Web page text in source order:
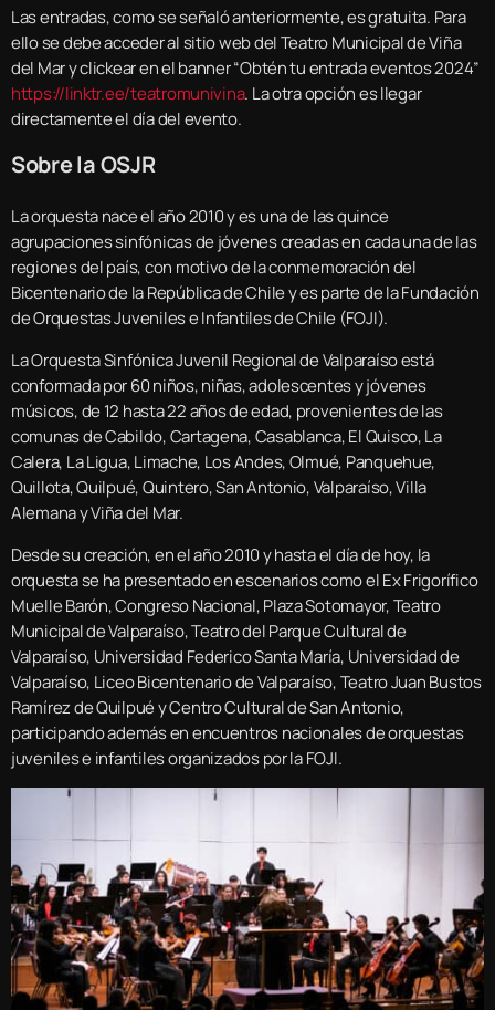
Las entradas, como se señaló anteriormente, es gratuita. Para
ello se debe acceder al sitio web del Teatro Municipal de Viña
del Mar y clickear en el banner “Obtén tu entrada eventos 2024”
https://linktr.ee/teatromunivina. La otra opción es llegar
directamente el día del evento.
Sobre la OSJR
La orquesta nace el año 2010 y es una de las quince
agrupaciones sinfónicas de jóvenes creadas en cada una de las
regiones del país, con motivo de la conmemoración del
Bicentenario de la República de Chile y es parte de la Fundación
de Orquestas Juveniles e Infantiles de Chile (FOJI).
La Orquesta Sinfónica Juvenil Regional de Valparaíso está
conformada por 60 niños, niñas, adolescentes y jóvenes
músicos, de 12 hasta 22 años de edad, provenientes de las
comunas de Cabildo, Cartagena, Casablanca, El Quisco, La
Calera, La Ligua, Limache, Los Andes, Olmué, Panquehue,
Quillota, Quilpué, Quintero, San Antonio, Valparaíso, Villa
Alemana y Viña del Mar.
Desde su creación, en el año 2010 y hasta el día de hoy, la
orquesta se ha presentado en escenarios como el Ex Frigorífico
Muelle Barón, Congreso Nacional, Plaza Sotomayor, Teatro
Municipal de Valparaíso, Teatro del Parque Cultural de
Valparaíso, Universidad Federico Santa María, Universidad de
Valparaíso, Liceo Bicentenario de Valparaíso, Teatro Juan Bustos
Ramírez de Quilpué y Centro Cultural de San Antonio,
participando además en encuentros nacionales de orquestas
juveniles e infantiles organizados por la FOJI.